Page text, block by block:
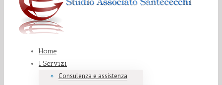
Home
I Servizi
Consulenza e assistenza